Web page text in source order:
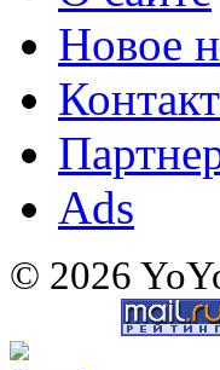
Новое
Ads
© 2026